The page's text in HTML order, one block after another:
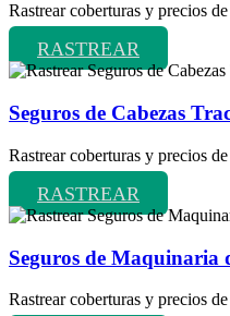
Rastrear coberturas y precios
RASTREAR
Seguros de Cabezas
Rastrear coberturas y precios
RASTREAR
Seguros de Maquinaria
Rastrear coberturas y precios